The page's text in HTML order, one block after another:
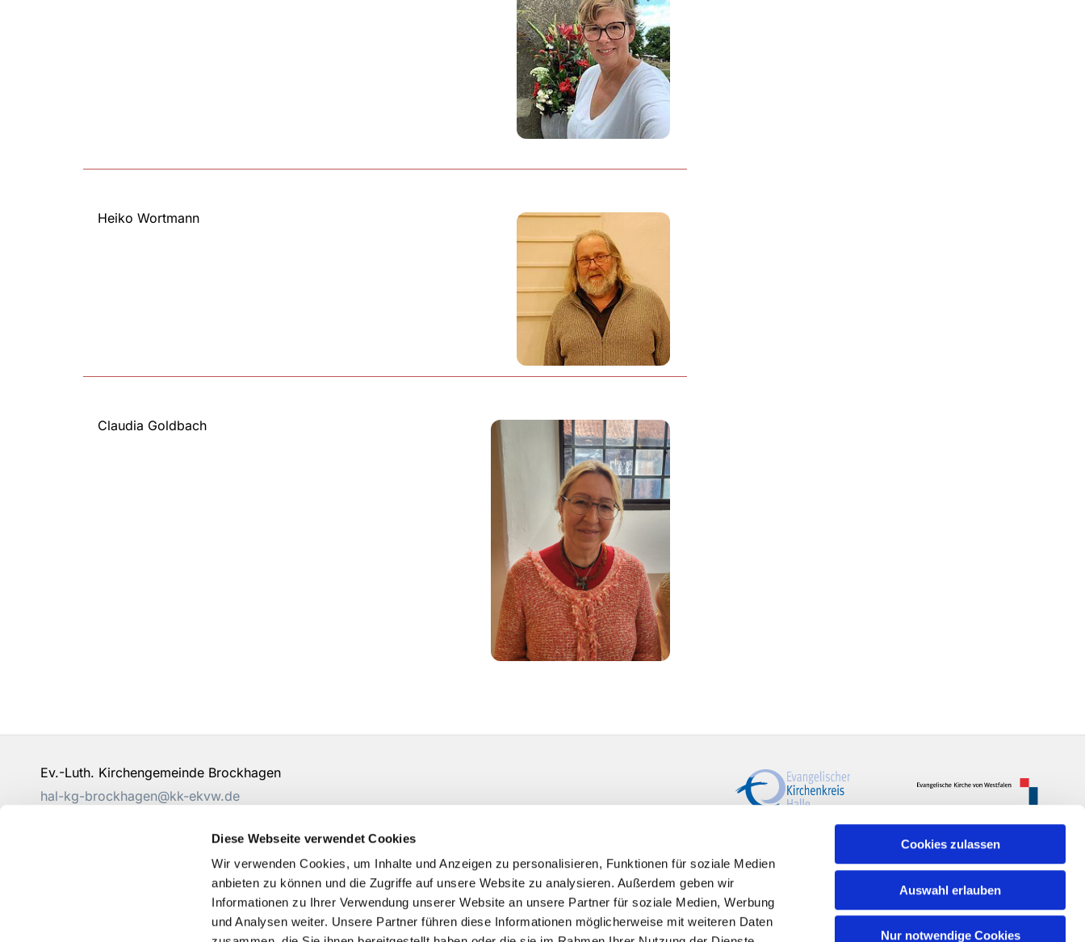
Diese Webseite verwendet Cookies
Wir verwenden Cookies, um Inhalte und Anzeigen zu personalisieren, Funktionen für soziale Medien
anbieten zu können und die Zugriffe auf unsere Website zu analysieren. Außerdem geben wir
Informationen zu Ihrer Verwendung unserer Website an unsere Partner für soziale Medien, Werbung
und Analysen weiter. Unsere Partner führen diese Informationen möglicherweise mit weiteren Daten
Cookies zulassen
Auswahl erlauben
Nur notwendige Cookies
Heiko Wortmann
Claudia Goldbach
Ev.-Luth. Kirchengemeinde Brockhagen
hal-kg-brockhagen@kk-ekvw.de